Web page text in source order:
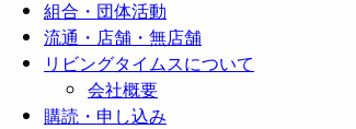
組合・団体活動
流通・店舗・無店舗
リビングタイムスについて
会社概要
購読・申し込み